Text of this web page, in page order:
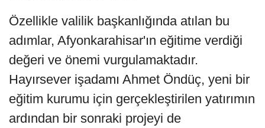
Özellikle valilik başkanlığında atılan bu
adımlar, Afyonkarahisar'ın eğitime verdiği
değeri ve önemi vurgulamaktadır.
Hayırsever işadamı Ahmet Öndüç, yeni bir
eğitim kurumu için gerçekleştirilen yatırımın
ardından bir sonraki projeyi de